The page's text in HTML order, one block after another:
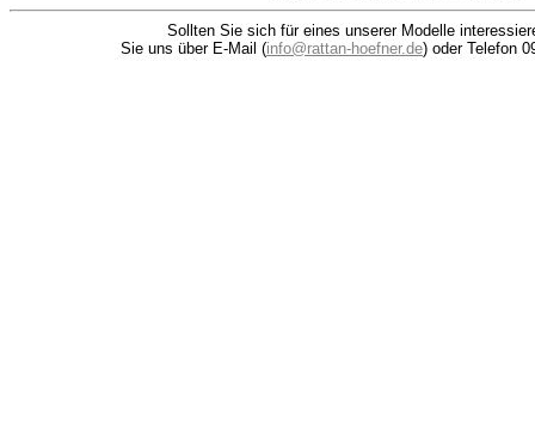
Sollten Sie sich für eines unserer Modelle
Sie uns über E-Mail (info@rattan-hoefner.de) oder Telefon